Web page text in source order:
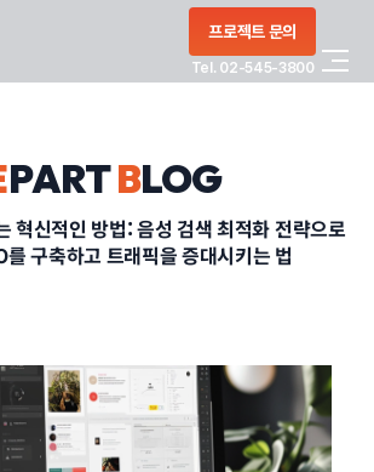
프로젝트 문의
Tel. 02-545-3800
PARTBLOG
혁신적인 방법: 음성 검색 최적화 전략으로
를 구축하고 트래픽을 증대시키는 법